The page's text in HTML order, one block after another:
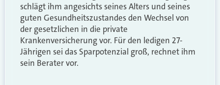
schlägt ihm angesichts seines Alters und seines
guten Gesundheitszustandes den Wechsel von
der gesetzlichen in die private
Krankenversicherung vor. Für den ledigen 27-
Jährigen sei das Sparpotenzial groß, rechnet ihm
sein Berater vor.